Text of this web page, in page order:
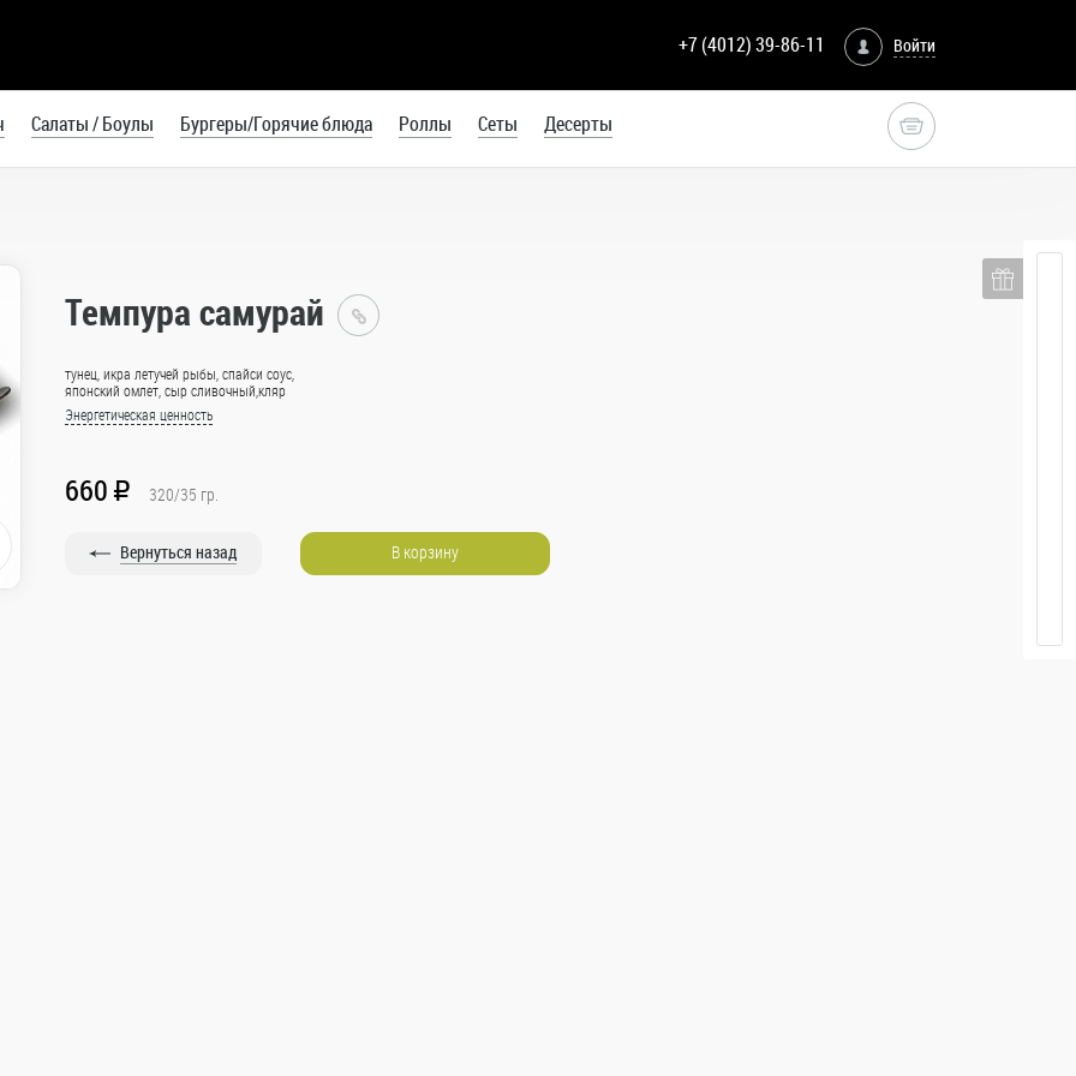
+7 (4012) 39-86-11 Войти
Салаты / Боулы Бургеры/Горячие блюда Роллы Сеты Десерты
Темпура самурай
тунец, икра летучей рыбы, спайси соус,
японский омлет, сыр сливочный,кляр
Энергетическая ценность
660 R 320/35 гр.
Вернуться назад В корзину